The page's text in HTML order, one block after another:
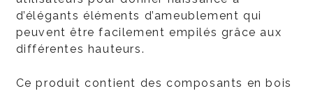
d’élégants éléments d’ameublement qui
peuvent être facilement empilés grâce aux
différentes hauteurs.
Ce produit contient des composants en bois